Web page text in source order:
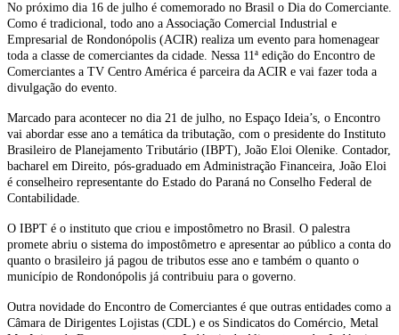
No próximo dia 16 de julho é comemorado no Brasil o Dia do Comerciante.
Como é tradicional, todo ano a Associação Comercial Industrial e
Empresarial de Rondonópolis (ACIR) realiza um evento para homenagear
toda a classe de comerciantes da cidade. Nessa 11ª edição do Encontro de
Comerciantes a TV Centro América é parceira da ACIR e vai fazer toda a
divulgação do evento.
Marcado para acontecer no dia 21 de julho, no Espaço Ideia’s, o Encontro
vai abordar esse ano a temática da tributação, com o presidente do Instituto
Brasileiro de Planejamento Tributário (IBPT), João Eloi Olenike. Contador,
bacharel em Direito, pós-graduado em Administração Financeira, João Eloi
é conselheiro representante do Estado do Paraná no Conselho Federal de
Contabilidade.
O IBPT é o instituto que criou e impostômetro no Brasil. O palestra
promete abriu o sistema do impostômetro e apresentar ao público a conta do
quanto o brasileiro já pagou de tributos esse ano e também o quanto o
município de Rondonópolis já contribuiu para o governo.
Outra novidade do Encontro de Comerciantes é que outras entidades como a
Câmara de Dirigentes Lojistas (CDL) e os Sindicatos do Comércio, Metal